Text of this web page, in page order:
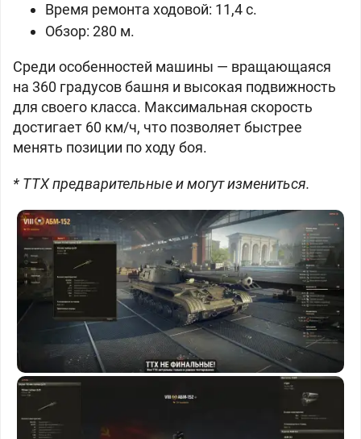
Время ремонта ходовой: 11,4 с.
Обзор: 280 м.
Среди особенностей машины — вращающаяся
на 360 градусов башня и высокая подвижность
для своего класса. Максимальная скорость
достигает 60 км/ч, что позволяет быстрее
менять позиции по ходу боя.
* ТТХ предварительные и могут измениться.